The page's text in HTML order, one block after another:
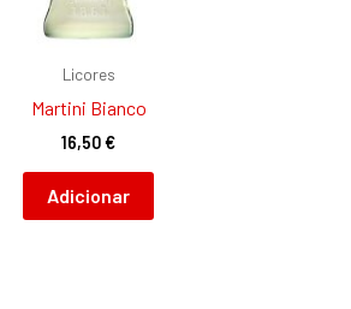
Licores
Martini Bianco
16,50€
Adicionar